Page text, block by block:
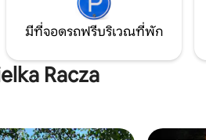
มีที่จอดรถฟรีบริเวณที่พัก
Racza